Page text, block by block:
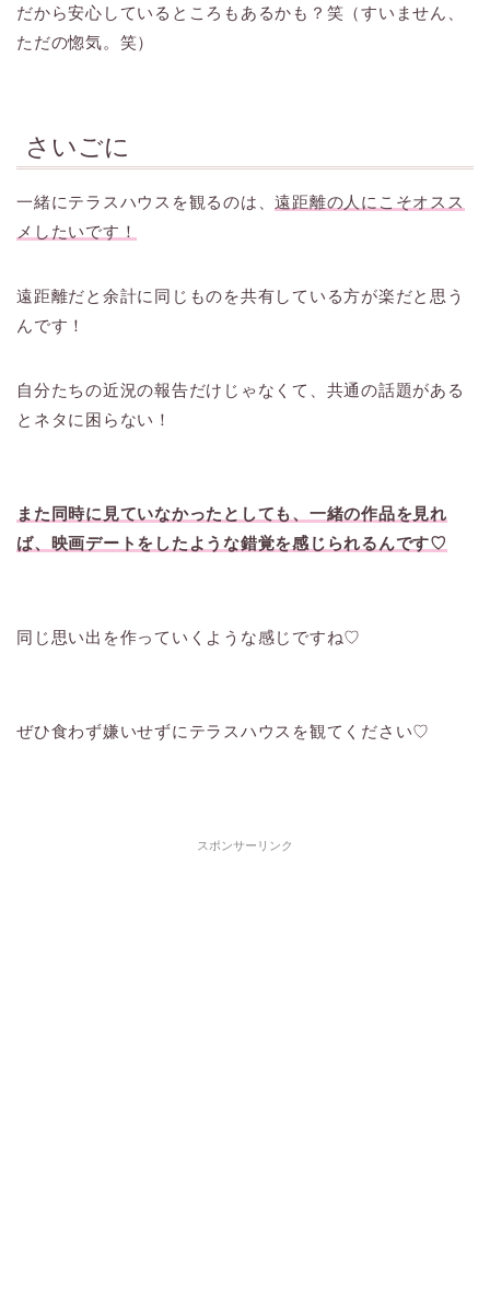
だから安心しているところもあるかも？笑（すいません、
ただの惚気。笑）
さいごに
一緒にテラスハウスを観るのは、遠距離の人にこそオスス
メしたいです！
遠距離だと余計に同じものを共有している方が楽だと思う
んです！
自分たちの近況の報告だけじゃなくて、共通の話題がある
とネタに困らない！
また同時に見ていなかったとしても、一緒の作品を見れ
ば、映画デートをしたような錯覚を感じられるんです♡
同じ思い出を作っていくような感じですね♡
ぜひ食わず嫌いせずにテラスハウスを観てください♡
スポンサーリンク